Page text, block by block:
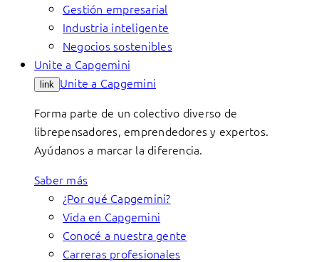
Gestión empresarial
Industria inteligente
Negocios sostenibles
Unite a Capgemini
link Unite a Capgemini
Forma parte de un colectivo diverso de
librepensadores, emprendedores y expertos.
Ayúdanos a marcar la diferencia.
Saber más
¿Por qué Capgemini?
Vida en Capgemini
Conocé a nuestra gente
Carreras profesionales